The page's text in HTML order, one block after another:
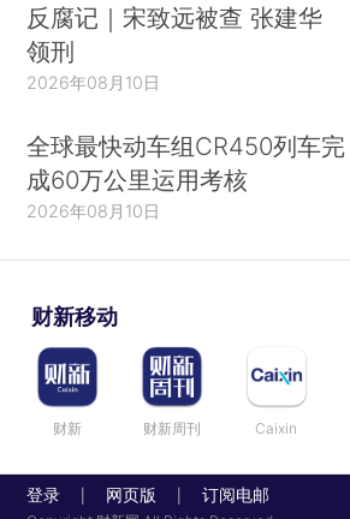
反腐记｜宋致远被查 张建华
领刑
2026年08月10日
全球最快动车组CR450列车完
成60万公里运用考核
2026年08月10日
财新移动
财新 财新周刊 Caixin
登录 网页版 订阅电邮